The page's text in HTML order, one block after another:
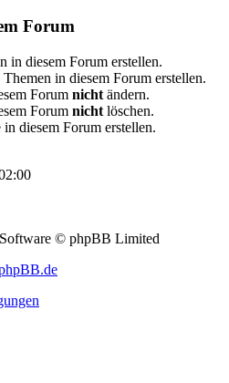
Forum
in diesem Forum erstellen.
in diesem Forum erstellen.
Forum nicht ändern.
Forum nicht löschen.
in diesem Forum erstellen.
© phpBB Limited